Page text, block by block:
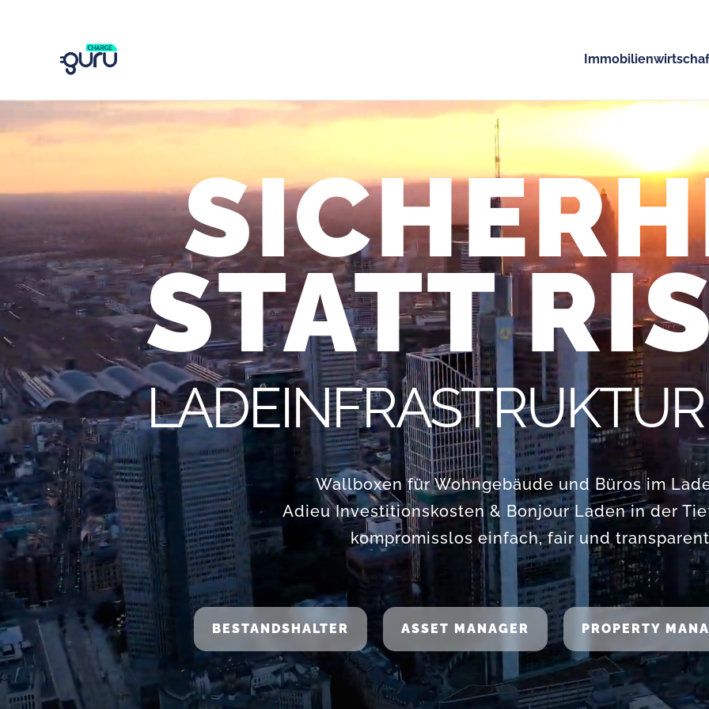
STATT
Wallboxen für Wohngebäude und Büros im
Adieu Investitionskosten & Bonjour Laden in der
kompromisslos einfach, fair und
BESTANDSHALTER ASSET MANAGER PROPERTY